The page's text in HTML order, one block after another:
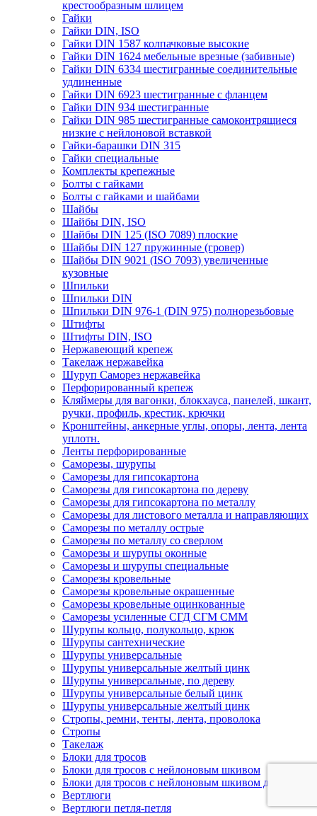
крестообразным шлицем
Гайки
Гайки DIN, ISO
Гайки DIN 1587 колпачковые высокие
Гайки DIN 1624 мебельные врезные (забивные)
Гайки DIN 6334 шестигранные соединительные
удлиненные
Гайки DIN 6923 шестигранные с фланцем
Гайки DIN 934 шестигранные
Гайки DIN 985 шестигранные самоконтрящиеся
низкие с нейлоновой вставкой
Гайки-барашки DIN 315
Гайки специальные
Комплекты крепежные
Болты с гайками
Болты с гайками и шайбами
Шайбы
Шайбы DIN, ISO
Шайбы DIN 125 (ISO 7089) плоские
Шайбы DIN 127 пружинные (гровер)
Шайбы DIN 9021 (ISO 7093) увеличенные
кузовные
Шпильки
Шпильки DIN
Шпильки DIN 976-1 (DIN 975) полнорезьбовые
Штифты
Штифты DIN, ISO
Нержавеющий крепеж
Такелаж нержавейка
Шуруп Саморез нержавейка
Перфорированный крепеж
Кляймеры для вагонки, блокхауса, панелей, шкант,
ручки, профиль, крестик, крючки
Кронштейны, анкерные углы, опоры, лента, лента
уплотн.
Ленты перфорированные
Саморезы, шурупы
Саморезы для гипсокартона
Саморезы для гипсокартона по дереву
Саморезы для гипсокартона по металлу
Саморезы для листового металла и направляющих
Саморезы по металлу острые
Саморезы по металлу со сверлом
Саморезы и шурупы оконные
Саморезы и шурупы специальные
Саморезы кровельные
Саморезы кровельные окрашенные
Саморезы кровельные оцинкованные
Саморезы усиленные СГД СГМ СММ
Шурупы кольцо, полукольцо, крюк
Шурупы сантехнические
Шурупы универсальные
Шурупы универсальные желтый цинк
Шурупы универсальные, по дереву
Шурупы универсальные белый цинк
Шурупы универсальные желтый цинк
Стропы, ремни, тенты, лента, проволока
Стропы
Такелаж
Блоки для тросов
Блоки для тросов с нейлоновым шкивом
Блоки для тросов с нейлоновым шкивом двойные
Вертлюги
Вертлюги петля-петля